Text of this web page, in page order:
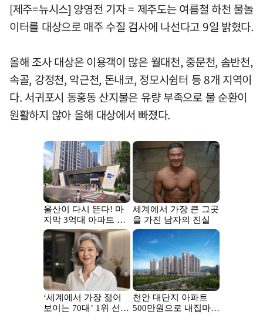
[제주=뉴시스] 양영전 기자 = 제주도는 여름철 하천 물놀
이터를 대상으로 매주 수질 검사에 나선다고 9일 밝혔다.
올해 조사 대상은 이용객이 많은 월대천, 중문천, 솜반천,
속골, 강정천, 악근천, 돈내코, 정모시쉼터 등 8개 지역이
다. 서귀포시 동홍동 산지물은 유량 부족으로 물 순환이
원활하지 않아 올해 대상에서 빠졌다.